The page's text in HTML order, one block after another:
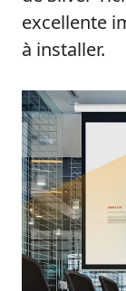
excellente
à installer.